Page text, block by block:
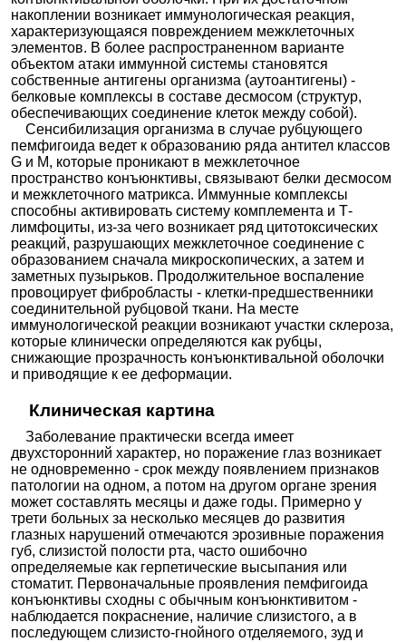
накоплении возникает иммунологическая реакция,
характеризующаяся повреждением межклеточных
элементов. В более распространенном варианте
объектом атаки иммунной системы становятся
собственные антигены организма (аутоантигены) -
белковые комплексы в составе десмосом (структур,
обеспечивающих соединение клеток между собой).
Сенсибилизация организма в случае рубцующего
пемфигоида ведет к образованию ряда антител классов
G и M, которые проникают в межклеточное
пространство конъюнктивы, связывают белки десмосом
и межклеточного матрикса. Иммунные комплексы
способны активировать систему комплемента и Т-
лимфоциты, из-за чего возникает ряд цитотоксических
реакций, разрушающих межклеточное соединение с
образованием сначала микроскопических, а затем и
заметных пузырьков. Продолжительное воспаление
провоцирует фибробласты - клетки-предшественники
соединительной рубцовой ткани. На месте
иммунологической реакции возникают участки склероза,
которые клинически определяются как рубцы,
снижающие прозрачность конъюнктивальной оболочки
и приводящие к ее деформации.
Клиническая картина
Заболевание практически всегда имеет
двухсторонний характер, но поражение глаз возникает
не одновременно - срок между появлением признаков
патологии на одном, а потом на другом органе зрения
может составлять месяцы и даже годы. Примерно у
трети больных за несколько месяцев до развития
глазных нарушений отмечаются эрозивные поражения
губ, слизистой полости рта, часто ошибочно
определяемые как герпетические высыпания или
стоматит. Первоначальные проявления пемфигоида
конъюнктивы сходны с обычным конъюнктивитом -
наблюдается покраснение, наличие слизистого, а в
последующем слизисто-гнойного отделяемого, зуд и